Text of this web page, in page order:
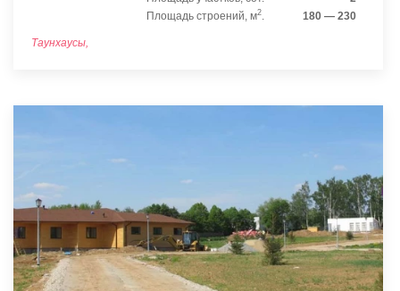
Площадь строений, м2. 180 — 230
Таунхаусы,